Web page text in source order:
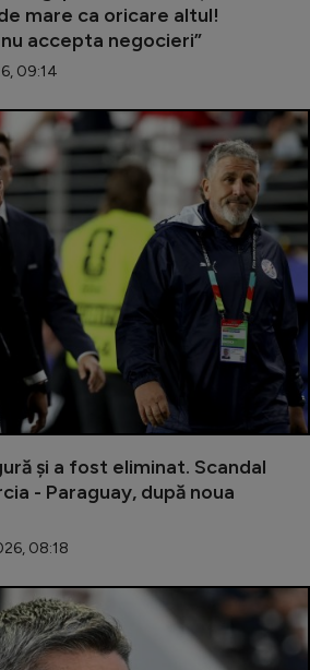
cont
cont
mare ca oricare altul!
accepta negocieri”
09:14
și a fost eliminat. Scandal
- Paraguay, după noua
08:18